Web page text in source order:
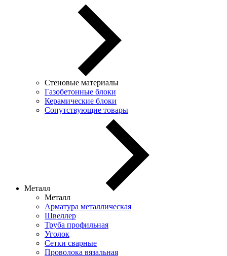
Стеновые материалы
Газобетонные блоки
Керамические блоки
Сопутствующие товары
Металл
Металл
Арматура металлическая
Швеллер
Труба профильная
Уголок
Сетки сварные
Проволока вязальная